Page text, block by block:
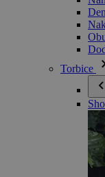
Torbice